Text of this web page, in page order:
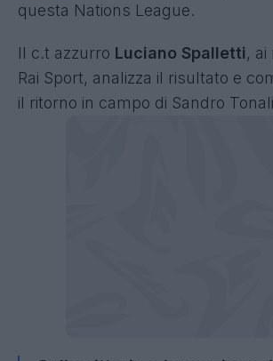
questa Nations League.
Il c.t azzurro Luciano Spalletti, ai
Rai Sport, analizza il risultato e
il ritorno in campo di Sandro